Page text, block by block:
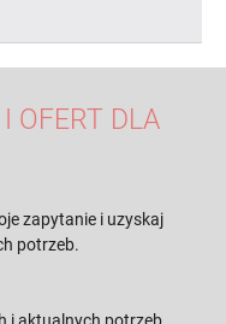
OFERT DLA
zapytanie i uzyskaj
potrzeb.